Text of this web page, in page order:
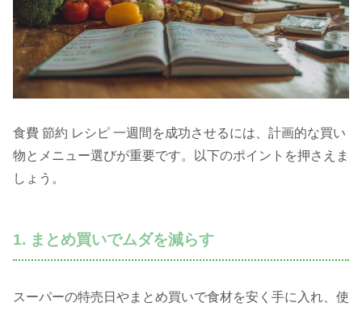
食費 節約 レシピ 一週間を成功させるには、計画的な買い
物とメニュー選びが重要です。以下のポイントを押さえま
しょう。
1. まとめ買いでムダを減らす
スーパーの特売日やまとめ買いで食材を安く手に入れ、使